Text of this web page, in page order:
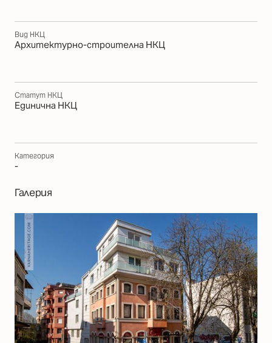
Вид НКЦ
Архитектурно-строителна НКЦ
Статут НКЦ
Единична НКЦ
Категория
-
Галерия